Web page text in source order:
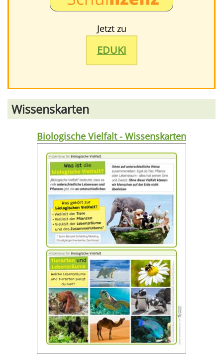
Jetzt zu
EDUKI
Wissenskarten
Biologische Vielfalt - Wissenskarten